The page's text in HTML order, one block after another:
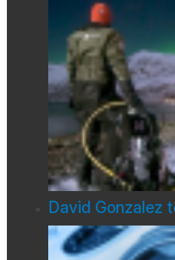
David Gonzalez